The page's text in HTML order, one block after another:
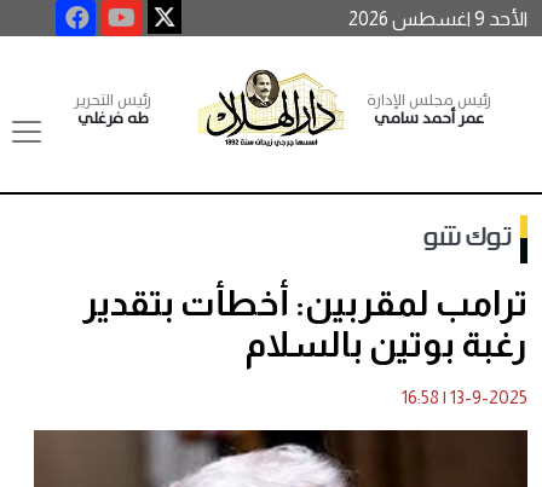
الأحد 9 اغسطس 2026
رئيس مجلس الإدارة
عمر أحمد سامي
رئيس التحرير
طه فرغلي
توك شو
ترامب لمقربين: أخطأت بتقدير
رغبة بوتين بالسلام
13-9-2025
|
16:58